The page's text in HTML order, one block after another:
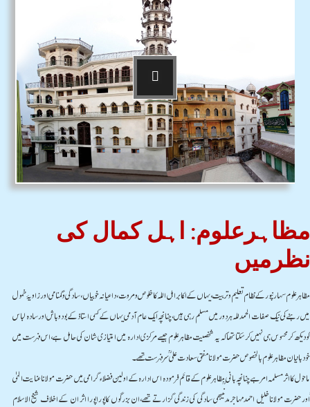
مظاہرعلوم: اہل کمال کی
نظرمیں
مظاہرعلوم سہارنپورکے نظام تعلیم وتربیت،یہاں کے اکابراہل اللہ کاخلوص ومروت،داعیانہ خوبیاں،سادگی وگمنامی اور زاویۂ خمول
میں رہنے کی نیک صفات الحمدللہ ہردورمیں مسلم رہی ہیں،چنانچہ ایک عام آدمی یہاں کے کسی استاذکے بودوباش اورسادہ لباس
کودیکھ کرمحسوس ہی نہیں کرسکتاتھاکہ یہ شخصیت مظاہرعلوم جیسے مرکزی ادارہ میں امتیازی شان کی حامل ہے، اس فہرست میں
خودبانیان مظاہرعلوم بالخصوص حضرت مولانامفتی سعادت علی ؒ سرفہرست تھے۔
ماحول کااثرمسلمہ امرہے چنانچہ بانی مظاہرعلوم کے قائم فرمودہ اس ادارہ کے اولین فضلاء گرامی میں حضرت مولاناعنایت الہٰی
ؒاورحضرت مولاناخلیل احمدمہاجرمدنیؒبھی سادگی کی زندگی گزارتے تھے،ان بزرگوں کاپوراپورا اثر ان کے اخلاف شیخ الاسلام